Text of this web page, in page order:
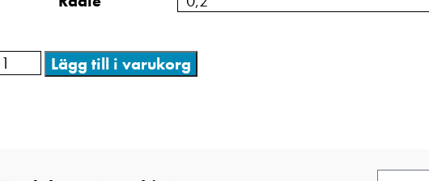
Lägg till i varukorg